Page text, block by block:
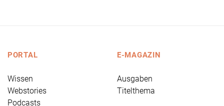
PORTAL
Wissen
Webstories
Podcasts
E-MAGAZIN
Ausgaben
Titelthema